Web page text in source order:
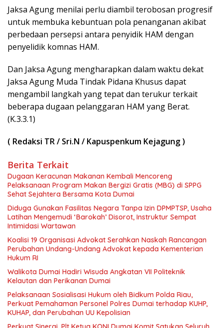
Jaksa Agung menilai perlu diambil terobosan progresif
untuk membuka kebuntuan pola penanganan akibat
perbedaan persepsi antara penyidik HAM dengan
penyelidik komnas HAM.
Dan Jaksa Agung mengharapkan dalam waktu dekat
Jaksa Agung Muda Tindak Pidana Khusus dapat
mengambil langkah yang tepat dan terukur terkait
beberapa dugaan pelanggaran HAM yang Berat.
(K.3.3.1)
( Redaksi TR / Sri.N / Kapuspenkum Kejagung )
Berita Terkait
Dugaan Keracunan Makanan Kembali Mencoreng
Pelaksanaan Program Makan Bergizi Gratis (MBG) di SPPG
Sehat Sejahtera Bersama Kota Dumai
Diduga Gunakan Fasilitas Negara Tanpa Izin DPMPTSP, Usaha
Latihan Mengemudi ‘Barokah’ Disorot, Instruktur Sempat
Intimidasi Wartawan
Koalisi 19 Organisasi Advokat Serahkan Naskah Rancangan
Perubahan Undang-Undang Advokat kepada Kementerian
Hukum RI
Walikota Dumai Hadiri Wisuda Angkatan VII Politeknik
Kelautan dan Perikanan Dumai
Pelaksanaan Sosialisasi Hukum oleh Bidkum Polda Riau,
Perkuat Pemahaman Personel Polres Dumai terhadap KUHP,
KUHAP, dan Perubahan UU Kepolisian